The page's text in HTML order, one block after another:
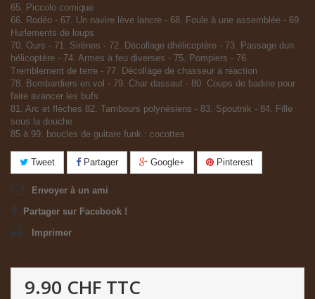
65. Piccolo comique
66. Rodéo - 67. Un navire lève lancre - 68. Foule à une assemblée - 69.
Hurlements de loups
70. Ours - 71. Sirènes - 72. Décollage dhélicoptère - 73. Passage dun
hélicoptère - 74. Armes à feu diverses - 75. Pompiers - 76.
Tremblement de terre - 77. Décollage de chasseur à réaction
78. Bombardiers en vol - 79. Char dassaut - 80. Coups de badine pour
faire avancer les bufs
81. Arc et flèches 82. Tambours polynésiens - 83. Spoutnik - 84. Fille
sous la douche
85 à 99. boucles de guitare funk : cocottes.
Tweet Partager Google+ Pinterest
Envoyer à un ami
Partager sur Facebook !
Imprimer
9.90 CHF TTC